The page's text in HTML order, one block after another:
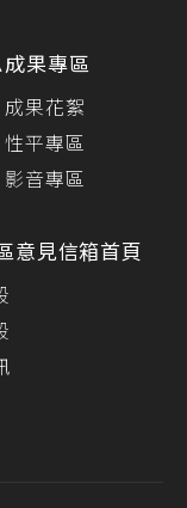
成果專區
成果花絮
性平專區
影音專區
意見信箱首頁